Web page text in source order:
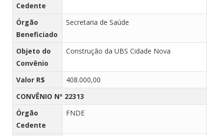
Cedente
Órgão
Beneficiado
Secretaria de Saúde
Objeto do
Convênio
Construção da UBS Cidade Nova
Valor R$
408.000,00
CONVÊNIO Nº 22313
Órgão
Cedente
FNDE